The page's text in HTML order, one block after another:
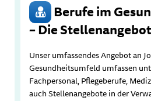
Berufe im
– Die
Unser umfassendes Angebot an
Gesundheitsumfeld umfassen
Fachpersonal, Pflegeberufe,
auch Stellenangebote in der